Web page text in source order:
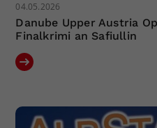
04.05.2026
Danube Upper Austria
Finalkrimi an Safiullin